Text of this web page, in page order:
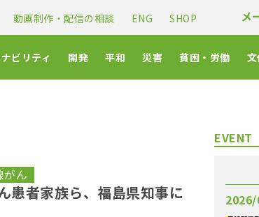
動画制作・配信の相談 ENG SHOP メ
ビリティ 開発 平和 災害 貧困・労働
がん
患者家族ら、福島県知事に
EVENT